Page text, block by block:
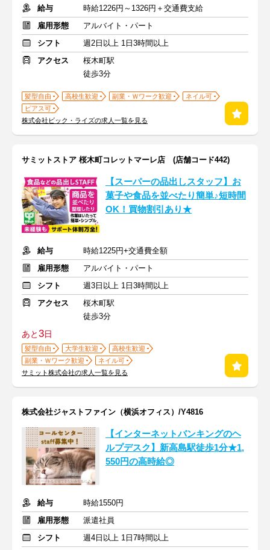
給与
時給1226円～1326円＋交通費支給
雇用形態
アルバイト・パート
シフト
週2日以上 1日3時間以上
アクセス
桜木町駅
徒歩3分
髪型自由 高校生歓迎 副業・Ｗワーク歓迎
ネイル可
ピアス可
株式会社ビック・ライズの求人一覧を見る
サミットストア 桜木町コレットマーレ店 (店舗コード442)
【スーパーの品出しスタッフ】お
菓子や食品を並べたり簡単♪短時間
OK！買物割引あり★
給与
時給1225円+交通費全額
雇用形態
アルバイト・パート
シフト
週3日以上 1日3時間以上
アクセス
桜木町駅
徒歩3分
あと3日
髪型自由 大学生歓迎
高校生歓迎
副業・Ｗワーク歓迎
ネイル可
サミット株式会社の求人一覧を見る
株式会社ジャストファイン（横浜オフィス）/Y4816
【インターネットバンキングのヘ
ルプデスク】新高島駅徒歩1分★1,
550円の高時給◎
給与
時給1550円
雇用形態
派遣社員
シフト
週4日以上 1日7時間以上